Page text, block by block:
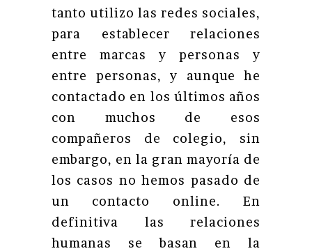
tanto utilizo las redes sociales,
para establecer relaciones
entre marcas y personas y
entre personas, y aunque he
contactado en los últimos años
con muchos de esos
compañeros de colegio, sin
embargo, en la gran mayoría de
los casos no hemos pasado de
un contacto online. En
definitiva las relaciones
humanas se basan en la